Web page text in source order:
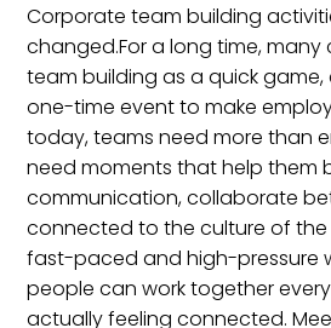
Corporate team building
changed.For a long time,
team building as a quick game,
one-time event to make
today, teams need more than
need moments that help them
communication, collaborate
connected to the culture of the
fast-paced and high-pressure
people can work together
actually feeling connected.